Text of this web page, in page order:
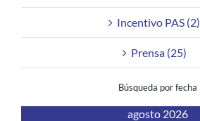
Incentivo PAS (2)
Prensa (25)
Búsqueda por fecha
agosto 2026